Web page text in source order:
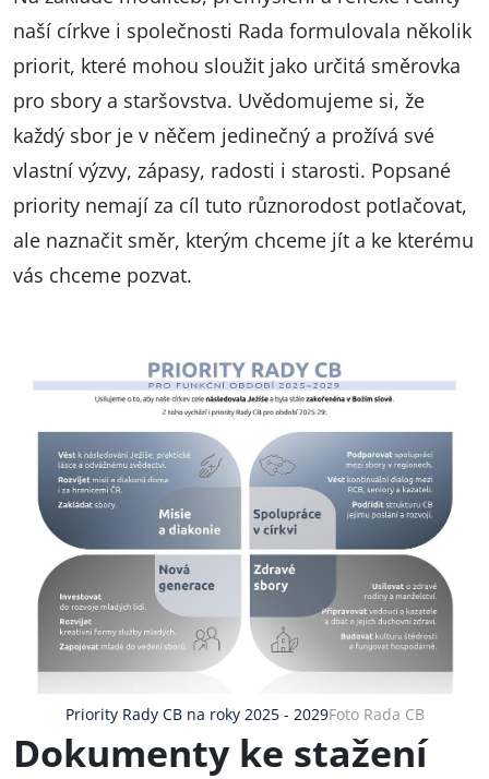
naší církve i společnosti Rada formulovala několik
priorit, které mohou sloužit jako určitá směrovka
pro sbory a staršovstva. Uvědomujeme si, že
každý sbor je v něčem jedinečný a prožívá své
vlastní výzvy, zápasy, radosti i starosti. Popsané
priority nemají za cíl tuto různorodost potlačovat,
ale naznačit směr, kterým chceme jít a ke kterému
vás chceme pozvat.
Priority Rady CB na roky 2025 - 2029Foto Rada CB
Dokumenty ke stažení